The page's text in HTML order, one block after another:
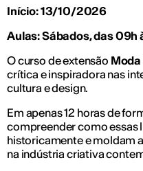
Início: 13/10/2026
Aulas: Sábados, das 09h
O curso de extensão
crítica e inspiradora nas
cultura e design.
Em apenas 12 horas de
compreender como essas
historicamente e moldam
na indústria criativa